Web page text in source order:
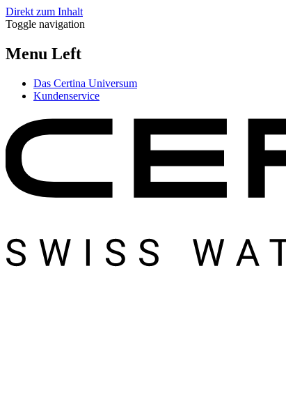
Direkt zum Inhalt
Toggle navigation
Menu Left
Das Certina Universum
Kundenservice